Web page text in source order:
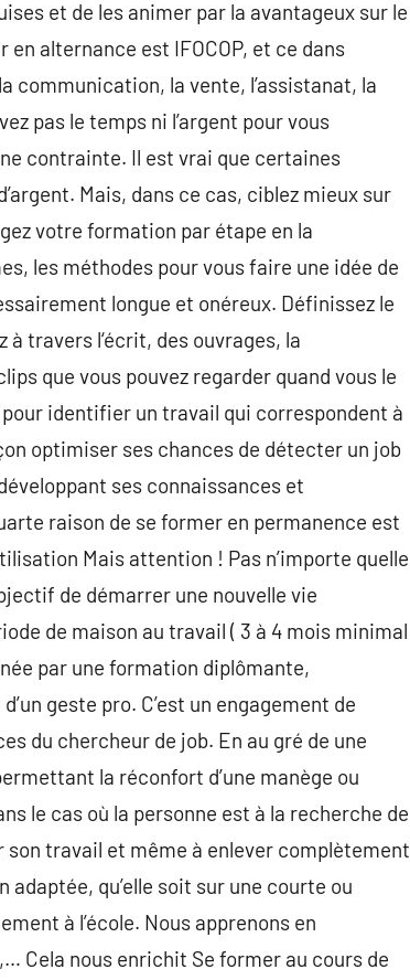
et de les animer par la avantageux sur le
alternance est IFOCOP, et ce dans
communication, la vente, l’assistanat, la
pas le temps ni l’argent pour vous
contrainte. Il est vrai que certaines
Mais, dans ce cas, ciblez mieux sur
votre formation par étape en la
les méthodes pour vous faire une idée de
longue et onéreux. Définissez le
travers l‘écrit, des ouvrages, la
que vous pouvez regarder quand vous le
pour identifier un travail qui correspondent à
optimiser ses chances de détecter un job
ses connaissances et
raison de se former en permanence est
Mais attention ! Pas n’importe quelle
de démarrer une nouvelle vie
de maison au travail ( 3 à 4 mois minimal
par une formation diplômante,
geste pro. C’est un engagement de
du chercheur de job. En au gré de une
la réconfort d’une manège ou
le cas où la personne est à la recherche de
travail et même à enlever complètement
qu’elle soit sur une courte ou
à l’école. Nous apprenons en
Cela nous enrichit Se former au cours de